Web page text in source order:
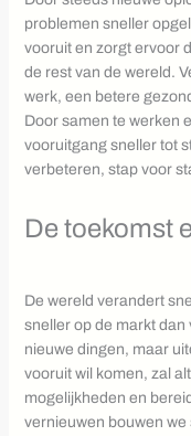
problemen sneller
vooruit en zorgt ervoor
de rest van de wereld.
werk, een betere
Door samen te werken
vooruitgang sneller tot
verbeteren, stap voor
De toekomst
De wereld verandert
sneller op de markt dan
nieuwe dingen, maar
vooruit wil komen, zal
mogelijkheden en
vernieuwen bouwen